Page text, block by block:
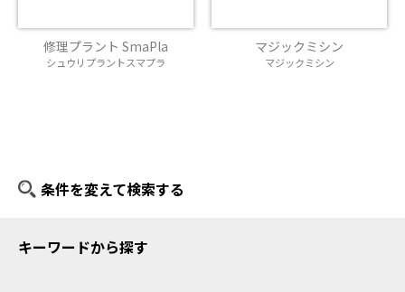
修理プラント SmaPla
シュウリプラントスマプラ
マジックミシン
マジックミシン
条件を変えて検索する
キーワードから探す